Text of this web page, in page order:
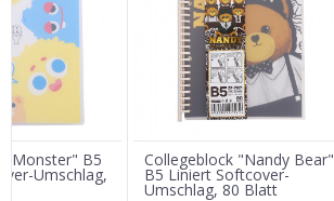
E-Mail
Nachricht
"Monster" B5
Umschlag,
Collegeblock "Nandy Bear"
B5 Liniert Softcover-
Umschlag, 80 Blatt